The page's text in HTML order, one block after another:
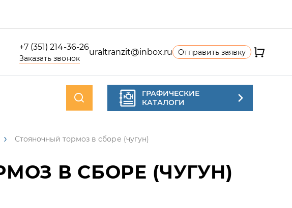
+7 (351) 214-36-26
Заказать звонок
uraltranzit@inbox.ru Отправить заявку
ГРАФИЧЕСКИЕ
КАТАЛОГИ
Стояночный тормоз в сборе (чугун)
В СБОРЕ (ЧУГУН)